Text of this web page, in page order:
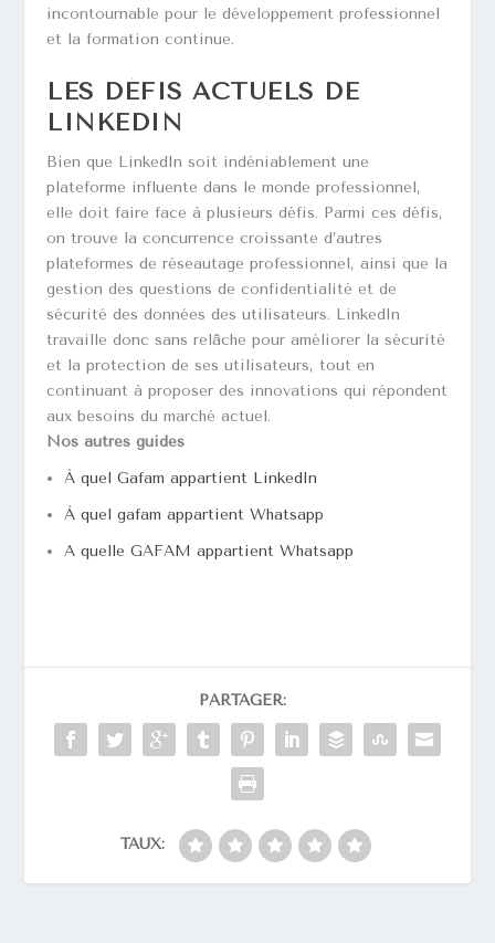
incontournable pour le développement professionnel
et la formation continue.
LES DÉFIS ACTUELS DE
LINKEDIN
Bien que LinkedIn soit indéniablement une
plateforme influente dans le monde professionnel,
elle doit faire face à plusieurs défis. Parmi ces défis,
on trouve la concurrence croissante d’autres
plateformes de réseautage professionnel, ainsi que la
gestion des questions de confidentialité et de
sécurité des données des utilisateurs. LinkedIn
travaille donc sans relâche pour améliorer la sécurité
et la protection de ses utilisateurs, tout en
continuant à proposer des innovations qui répondent
aux besoins du marché actuel.
Nos autres guides
À quel Gafam appartient LinkedIn
À quel gafam appartient Whatsapp
A quelle GAFAM appartient Whatsapp
PARTAGER:
TAUX: